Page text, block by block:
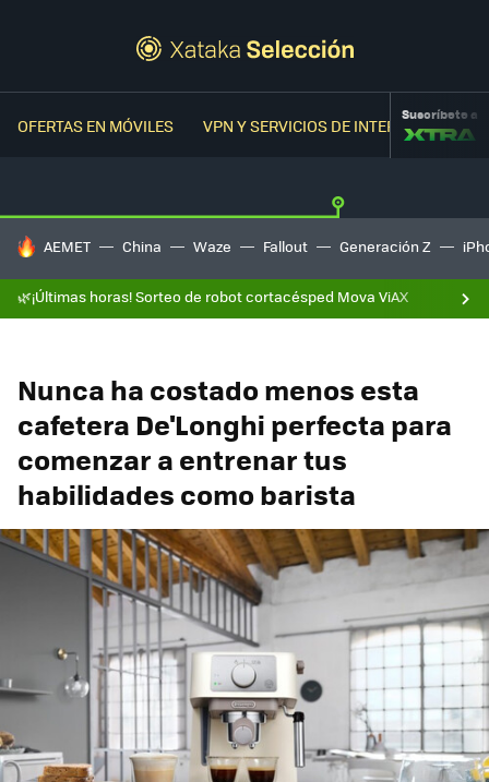
OFERTAS EN MÓVILES VPN Y SERVICIOS DE INTERNETSuscríbete a
HOY SE HABLA DE
AEMET China Waze Fallout Generación Z
🌿¡Últimas horas! Sorteo de robot cortacésped Mova ViAX
Nunca ha costado menos esta
cafetera De'Longhi perfecta para
comenzar a entrenar tus
habilidades como barista